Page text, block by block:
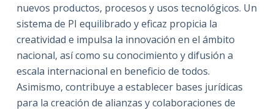
nuevos productos, procesos y usos tecnológicos. Un
sistema de PI equilibrado y eficaz propicia la
creatividad e impulsa la innovación en el ámbito
nacional, así como su conocimiento y difusión a
escala internacional en beneficio de todos.
Asimismo, contribuye a establecer bases jurídicas
para la creación de alianzas y colaboraciones de